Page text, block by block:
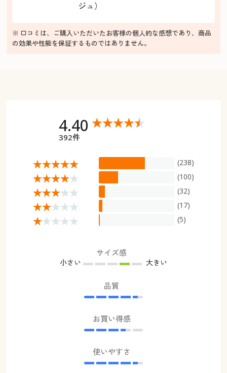
ジュ）
※ 口コミは、ご購入いただいたお客様の個人的な感想であり、商品
の効果や性能を保証するものではありません。
4.40
392件
(238)
(100)
(32)
(17)
(5)
サイズ感
小さい 大きい
品質
お買い得感
使いやすさ